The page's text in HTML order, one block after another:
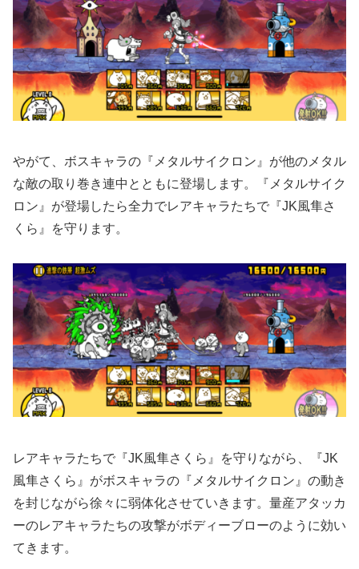
やがて、ボスキャラの『メタルサイクロン』が他のメタル
な敵の取り巻き連中とともに登場します。『メタルサイク
ロン』が登場したら全力でレアキャラたちで『JK風隼さ
くら』を守ります。
レアキャラたちで『JK風隼さくら』を守りながら、『JK
風隼さくら』がボスキャラの『メタルサイクロン』の動き
を封じながら徐々に弱体化させていきます。量産アタッカ
ーのレアキャラたちの攻撃がボディーブローのように効い
てきます。